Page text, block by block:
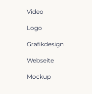
Video
Logo
Grafikdesign
Webseite
Mockup